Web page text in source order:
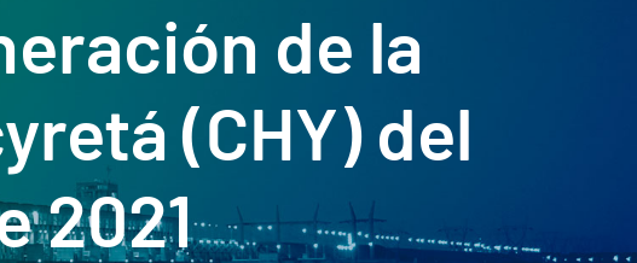
de la
(CHY) del
2021